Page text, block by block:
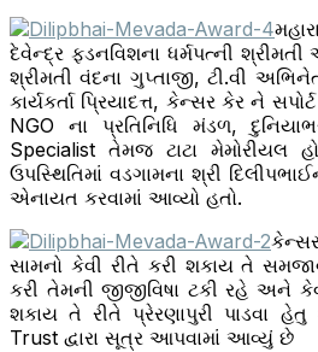
દેવેન્દ્ર ફડનવિશના ધર્મપત્ની
શ્રીમતી વંદના ગુપ્તાજી, ટી.વી
કાર્યકર્તા પ્રિયાદત્ત, કેન્સર કેર ને
NGO ના પ્રતિનિધિ મંડળ,
Specialist તેમજ ટાટા મેમોરીયલ
ઉપસ્થિતિમાં વડગામના શ્રી
એનાયત કરવામાં આવ્યો હતો.
સામનો કેવી રીતે કરી શકાય તે
કરી તેમની જીજીવિષા ટકી રહે અને
શકાય તે રીતે પ્રેરણાપુરી પાડવા
Trust દ્વારા સૂત્ર આપવામાં આવ્યું છે